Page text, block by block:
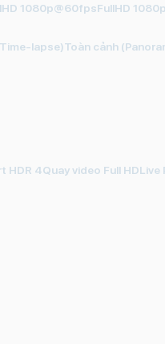
1080p@60fpsFullHD
cảnh
HDR 4Quay video Full